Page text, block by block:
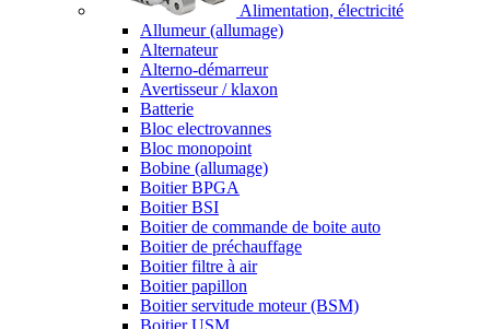
Alimentation, électricité
Allumeur (allumage)
Alternateur
Alterno-démarreur
Avertisseur / klaxon
Batterie
Bloc electrovannes
Bloc monopoint
Bobine (allumage)
Boitier BPGA
Boitier BSI
Boitier de commande de boite auto
Boitier de préchauffage
Boitier filtre à air
Boitier papillon
Boitier servitude moteur (BSM)
Boitier USM